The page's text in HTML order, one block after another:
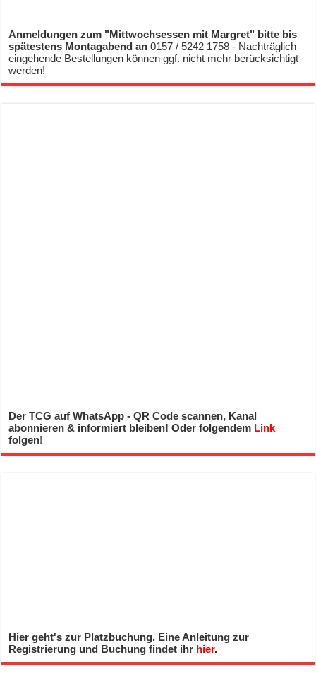
Anmeldungen zum "Mittwochsessen mit Margret" bitte bis
spätestens Montagabend an0157 / 5242 1758 - Nachträglich
eingehende Bestellungen können ggf. nicht mehr berücksichtigt
werden!
Der TCG auf WhatsApp - QR Code scannen, Kanal
abonnieren & informiert bleiben! Oder folgendem Link
folgen!
Hier geht's zur Platzbuchung. Eine Anleitung zur
Registrierung und Buchung findet ihr hier.